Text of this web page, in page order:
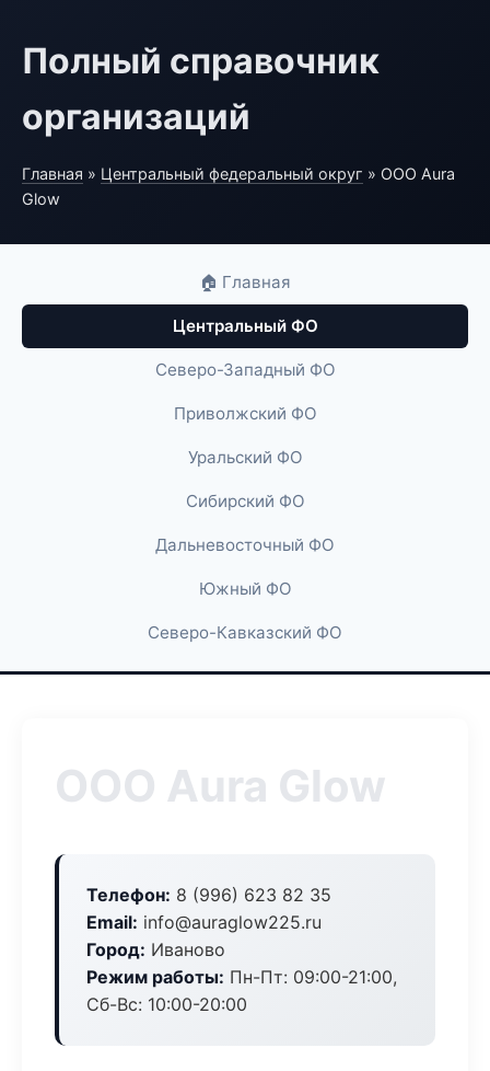
Полный справочник
организаций
Главная » Центральный федеральный округ » ООО Aura
Glow
🏠 Главная
Центральный ФО
Северо-Западный ФО
Приволжский ФО
Уральский ФО
Сибирский ФО
Дальневосточный ФО
Южный ФО
Северо-Кавказский ФО
ООО Aura Glow
Телефон: 8 (996) 623 82 35
Email: info@auraglow225.ru
Город: Иваново
Режим работы: Пн-Пт: 09:00-21:00,
Сб-Вс: 10:00-20:00